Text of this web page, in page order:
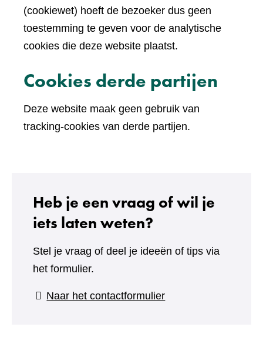
(cookiewet) hoeft de bezoeker dus geen
toestemming te geven voor de analytische
cookies die deze website plaatst.
Cookies derde partijen
Deze website maak geen gebruik van
tracking-cookies van derde partijen.
Heb je een vraag of wil je
iets laten weten?
Stel je vraag of deel je ideeën of tips via
het formulier.
Naar het contactformulier(verwijst